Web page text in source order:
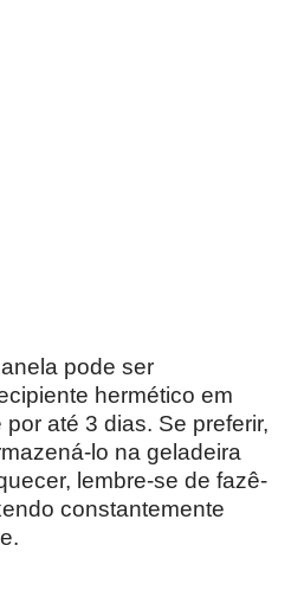
pode ser
hermético em
até 3 dias. Se preferir,
lo na geladeira
lembre-se de fazê-
constantemente